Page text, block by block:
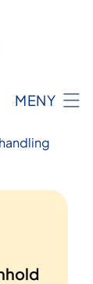
MENY